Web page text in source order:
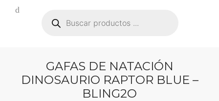
productos
GAFAS DE NATACIÓN
DINOSAURIO RAPTOR BLUE –
BLING2O